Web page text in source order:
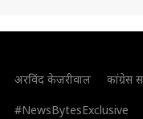
अरविंद केजरीवाल कांग्रेस
#NewsBytesExclusive